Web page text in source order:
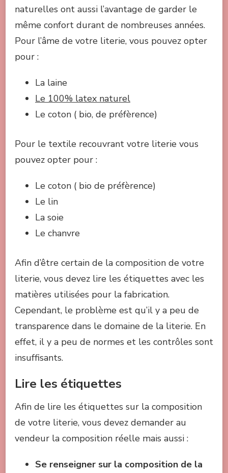
naturelles ont aussi l’avantage de garder le
même confort durant de nombreuses années.
Pour l’âme de votre literie, vous pouvez opter
pour :
La laine
Le 100% latex naturel
Le coton ( bio, de préfèrence)
Pour le textile recouvrant votre literie vous
pouvez opter pour :
Le coton ( bio de préfèrence)
Le lin
La soie
Le chanvre
Afin d’être certain de la composition de votre
literie, vous devez lire les étiquettes avec les
matières utilisées pour la fabrication.
Cependant, le problème est qu’il y a peu de
transparence dans le domaine de la literie. En
effet, il y a peu de normes et les contrôles sont
insuffisants.
Lire les étiquettes
Afin de lire les étiquettes sur la composition
de votre literie, vous devez demander au
vendeur la composition réelle mais aussi :
Se renseigner sur la composition de la